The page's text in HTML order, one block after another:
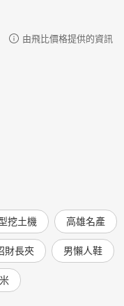
由飛比價格提供的資訊
挖土機 高雄名產
財長夾 男懶人鞋